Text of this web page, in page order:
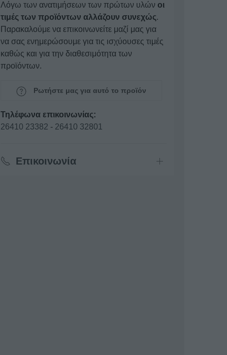
Λόγω των ανατιμήσεων των πρώτων υλών οι
τιμές των προϊόντων αλλάζουν συνεχώς.
Παρακαλούμε να επικοινωνείτε μαζί μας για
να σας ενημερώσουμε για τις ισχύουσες τιμές
καθώς και για την διαθεσιμότητα των
προϊόντων.
Ρωτήστε μας για αυτό το προϊόν
Τηλέφωνα επικοινωνίας:
26410 23382 - 26410 32801
Επικοινωνία